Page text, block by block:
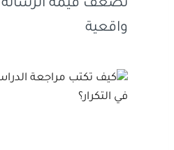
تضعف قيمة
واقعية